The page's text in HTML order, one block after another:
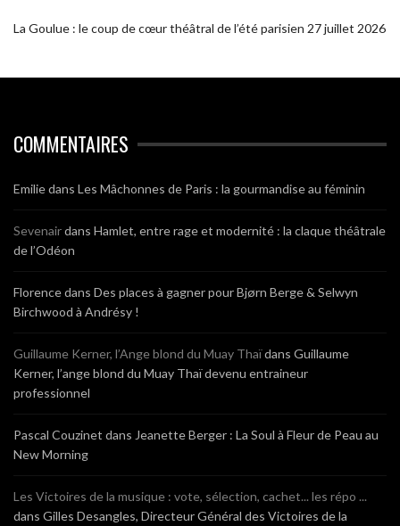
La Goulue : le coup de cœur théâtral de l’été parisien 27 juillet 2026
COMMENTAIRES
Emiliedans Les Mâchonnes de Paris : la gourmandise au féminin
Sevenairdans Hamlet, entre rage et modernité : la claque théâtrale
de l’Odéon
Florencedans Des places à gagner pour Bjørn Berge & Selwyn
Birchwood à Andrésy !
Guillaume Kerner, l’Ange blond du Muay Thaïdans Guillaume
Kerner, l’ange blond du Muay Thaï devenu entraineur
professionnel
Pascal Couzinet dans Jeanette Berger : La Soul à Fleur de Peau au
New Morning
Les Victoires de la musique : vote, sélection, cachet... les répo ...
dans Gilles Desangles, Directeur Général des Victoires de la